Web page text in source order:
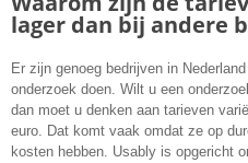
lager dan bij andere
Er zijn genoeg bedrijven in
onderzoek doen. Wilt u een
dan moet u denken aan tarieven
euro. Dat komt vaak omdat ze op
kosten hebben. Usably is opgericht